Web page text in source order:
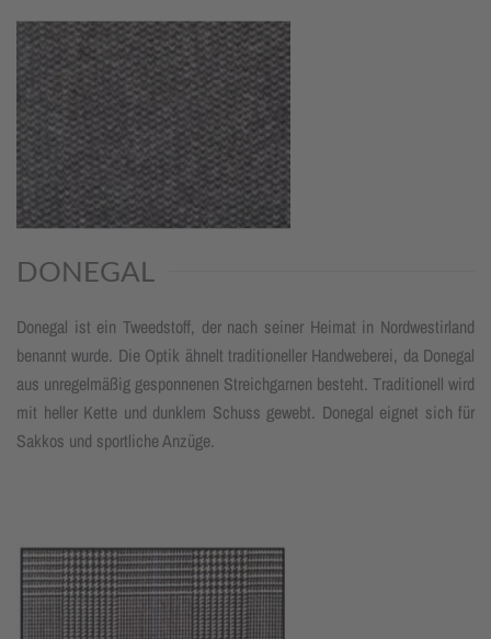
DONEGAL
Donegal ist ein Tweedstoff, der nach seiner Heimat in Nordwestirland
benannt wurde. Die Optik ähnelt traditioneller Handweberei, da Donegal
aus unregelmäßig gesponnenen Streichgarnen besteht. Traditionell wird
mit heller Kette und dunklem Schuss gewebt. Donegal eignet sich für
Sakkos und sportliche Anzüge.